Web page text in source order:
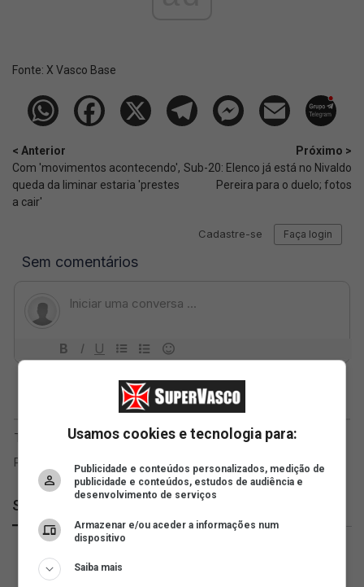
Fonte: X Vasco Base
< Anterior
Com 'movimentos acontecendo',
queda da liminar estaria 'prestes
a cair'
Próximo >
Sub-20: Elenco já está no Nivaldo
Pereira para o duelo; fotos
SuperVasco
Usamos cookies e tecnologia para:
Publicidade e conteúdos personalizados, medição de
publicidade e conteúdos, estudos de audiência e
desenvolvimento de serviços
Armazenar e/ou aceder a informações num
dispositivo
Saiba mais